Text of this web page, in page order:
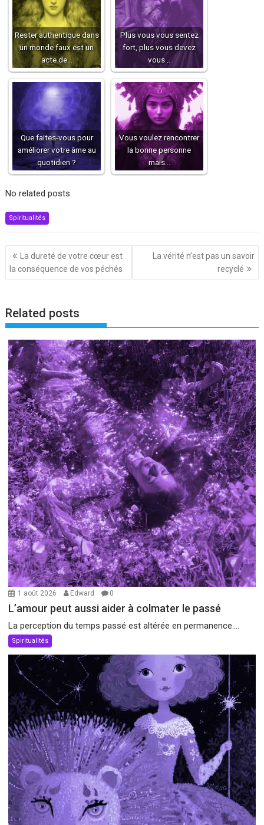
Rester authentique dans
un monde faux est un
acte de…
Plus vous vous sentez
fort, plus vous devez
vous…
Que faites-vous pour
améliorer votre âme au
quotidien ?
Vous voulez rencontrer
la bonne personne
mais…
No related posts.
Spiritualités
Navigation
de
l’article
La dureté de votre cœur est
la conséquence de vos péchés
La vérité n’est pas un savoir
recyclé
Related posts
1 août 2026 Edward 0
L’amour peut aussi aider à colmater le passé
La perception du temps passé est altérée en permanence....
Spiritualités